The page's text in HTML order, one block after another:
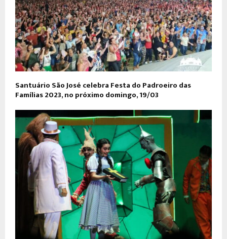
Santuário São José celebra Festa do Padroeiro das
Famílias 2023, no próximo domingo, 19/03